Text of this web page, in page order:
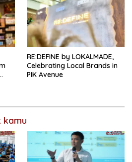
RE:DEFINE by LOKALMADE,
Celebrating Local Brands in
PIK Avenue
kamu